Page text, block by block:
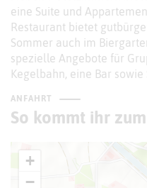
eine Suite und
Restaurant bietet
Sommer auch im
spezielle Angebote für
Kegelbahn, eine Bar
ANFAHRT
So kommt ihr
+
−